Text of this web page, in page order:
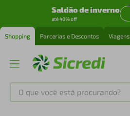
Saldão de inverno
até 40% off
Shopping Parcerias e Descontos Viagens
O que você está procurando?